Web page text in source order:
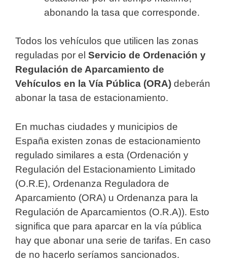
abonando la tasa que corresponde.
Todos los vehículos que utilicen las zonas
reguladas por el Servicio de Ordenación y
Regulación de Aparcamiento de
Vehículos en la Vía Pública (ORA) deberán
abonar la tasa de estacionamiento.
En muchas ciudades y municipios de
España existen zonas de estacionamiento
regulado similares a esta (Ordenación y
Regulación del Estacionamiento Limitado
(O.R.E), Ordenanza Reguladora de
Aparcamiento (ORA) u Ordenanza para la
Regulación de Aparcamientos (O.R.A)). Esto
significa que para aparcar en la vía pública
hay que abonar una serie de tarifas. En caso
de no hacerlo seríamos sancionados.